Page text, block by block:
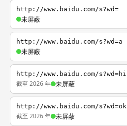
http://www.baidu.com/s?wd=
未屏蔽
http://www.baidu.com/s?wd=a
未屏蔽
http://www.baidu.com/s?wd=hi
截至 2026 年 未屏蔽
http://www.baidu.com/s?wd=ok
截至 2026 年 未屏蔽